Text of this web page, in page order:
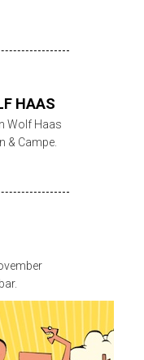
HAAS
Wolf Haas
& Campe.